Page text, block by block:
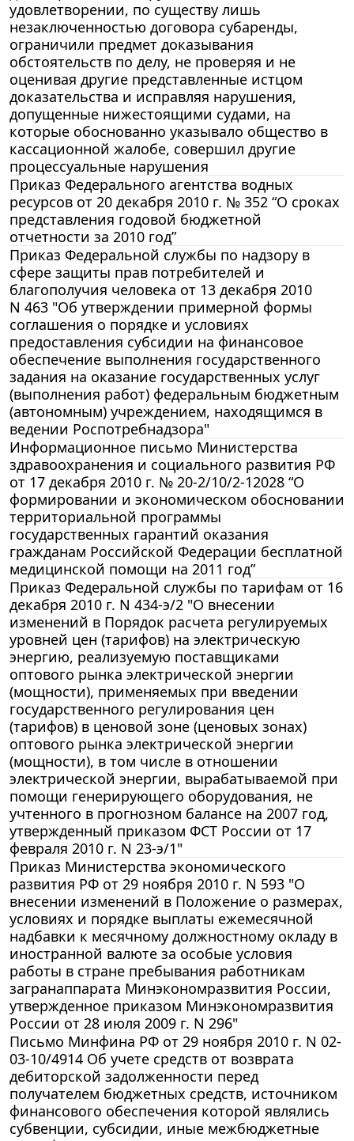
удовлетворении, по существу лишь
незаключенностью договора субаренды,
ограничили предмет доказывания
обстоятельств по делу, не проверяя и не
оценивая другие представленные истцом
доказательства и исправляя нарушения,
допущенные нижестоящими судами, на
которые обоснованно указывало общество в
кассационной жалобе, совершил другие
процессуальные нарушения
Приказ Федерального агентства водных
ресурсов от 20 декабря 2010 г. № 352 “О сроках
представления годовой бюджетной
отчетности за 2010 год”
Приказ Федеральной службы по надзору в
сфере защиты прав потребителей и
благополучия человека от 13 декабря 2010
N 463 "Об утверждении примерной формы
соглашения о порядке и условиях
предоставления субсидии на финансовое
обеспечение выполнения государственного
задания на оказание государственных услуг
(выполнения работ) федеральным бюджетным
(автономным) учреждением, находящимся в
ведении Роспотребнадзора"
Информационное письмо Министерства
здравоохранения и социального развития РФ
от 17 декабря 2010 г. № 20-2/10/2-12028 “О
формировании и экономическом обосновании
территориальной программы
государственных гарантий оказания
гражданам Российской Федерации бесплатной
медицинской помощи на 2011 год”
Приказ Федеральной службы по тарифам от 16
декабря 2010 г. N 434-э/2 "О внесении
изменений в Порядок расчета регулируемых
уровней цен (тарифов) на электрическую
энергию, реализуемую поставщиками
оптового рынка электрической энергии
(мощности), применяемых при введении
государственного регулирования цен
(тарифов) в ценовой зоне (ценовых зонах)
оптового рынка электрической энергии
(мощности), в том числе в отношении
электрической энергии, вырабатываемой при
помощи генерирующего оборудования, не
учтенного в прогнозном балансе на 2007 год,
утвержденный приказом ФСТ России от 17
февраля 2010 г. N 23-э/1"
Приказ Министерства экономического
развития РФ от 29 ноября 2010 г. N 593 "О
внесении изменений в Положение о размерах,
условиях и порядке выплаты ежемесячной
надбавки к месячному должностному окладу в
иностранной валюте за особые условия
работы в стране пребывания работникам
загранаппарата Минэкономразвития России,
утвержденное приказом Минэкономразвития
России от 28 июля 2009 г. N 296"
Письмо Минфина РФ от 29 ноября 2010 г. N 02-
03-10/4914 Об учете средств от возврата
дебиторской задолженности перед
получателем бюджетных средств, источником
финансового обеспечения которой являлись
субвенции, субсидии, иные межбюджетные